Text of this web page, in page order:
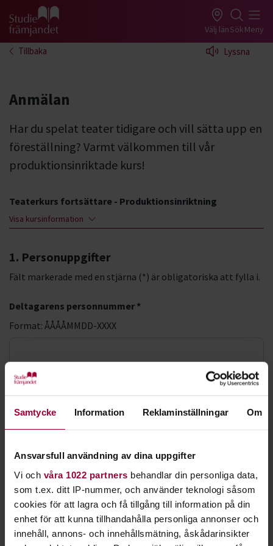
Samtycke Information Reklaminställningar Om
Ansvarsfull användning av dina uppgifter
Vi och våra 1022 partners behandlar din personliga data,
som t.ex. ditt IP-nummer, och använder teknologi såsom
cookies för att lagra och få tillgång till information på din
enhet för att kunna tillhandahålla personliga annonser och
innehåll, annons- och innehållsmätning, åskådarinsikter
Gå till studiefrämjandets startsida Välj länSökMeny
Tillbaka Lyssna
Anmälan
Har du spelat teater tidigare och vill sätta upp en
föreställning? Varmt välkommen till vår
produktionsinriktade kurs!
Teaterkurs fortsättare - Produktionsinriktning
Visa kursinformation
1. Personuppgifter
Fält markerade med en stjärna (*) är obligatoriska att fylla i.
Deltagarens personnummer *
Format: ÅÅÅÅMMDD-XXXX
LMA-nummer
Förnamn *
Efternamn *
E-postadress *